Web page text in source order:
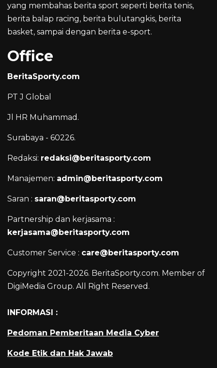
yang membahas berita sport seperti berita tenis,
berita balap racing, berita bulutangkis, berita
basket, sampai dengan berita e-sport.
Office
BeritaSporty.com
PT J Global
Jl HR Muhammad.
Surabaya - 60226.
Redaksi: redaksi@beritasporty.com
Manajemen: admin@beritasporty.com
Saran : saran@beritasporty.com
Partnership dan kerjasama :
kerjasama@beritasporty.com
Customer Service : care@beritasporty.com
Copyright 2021-2026. BeritaSporty.com. Member of
DigiMedia Group. All Right Reserved.
INFORMASI :
Pedoman Pemberitaan Media Cyber
Kode Etik dan Hak Jawab